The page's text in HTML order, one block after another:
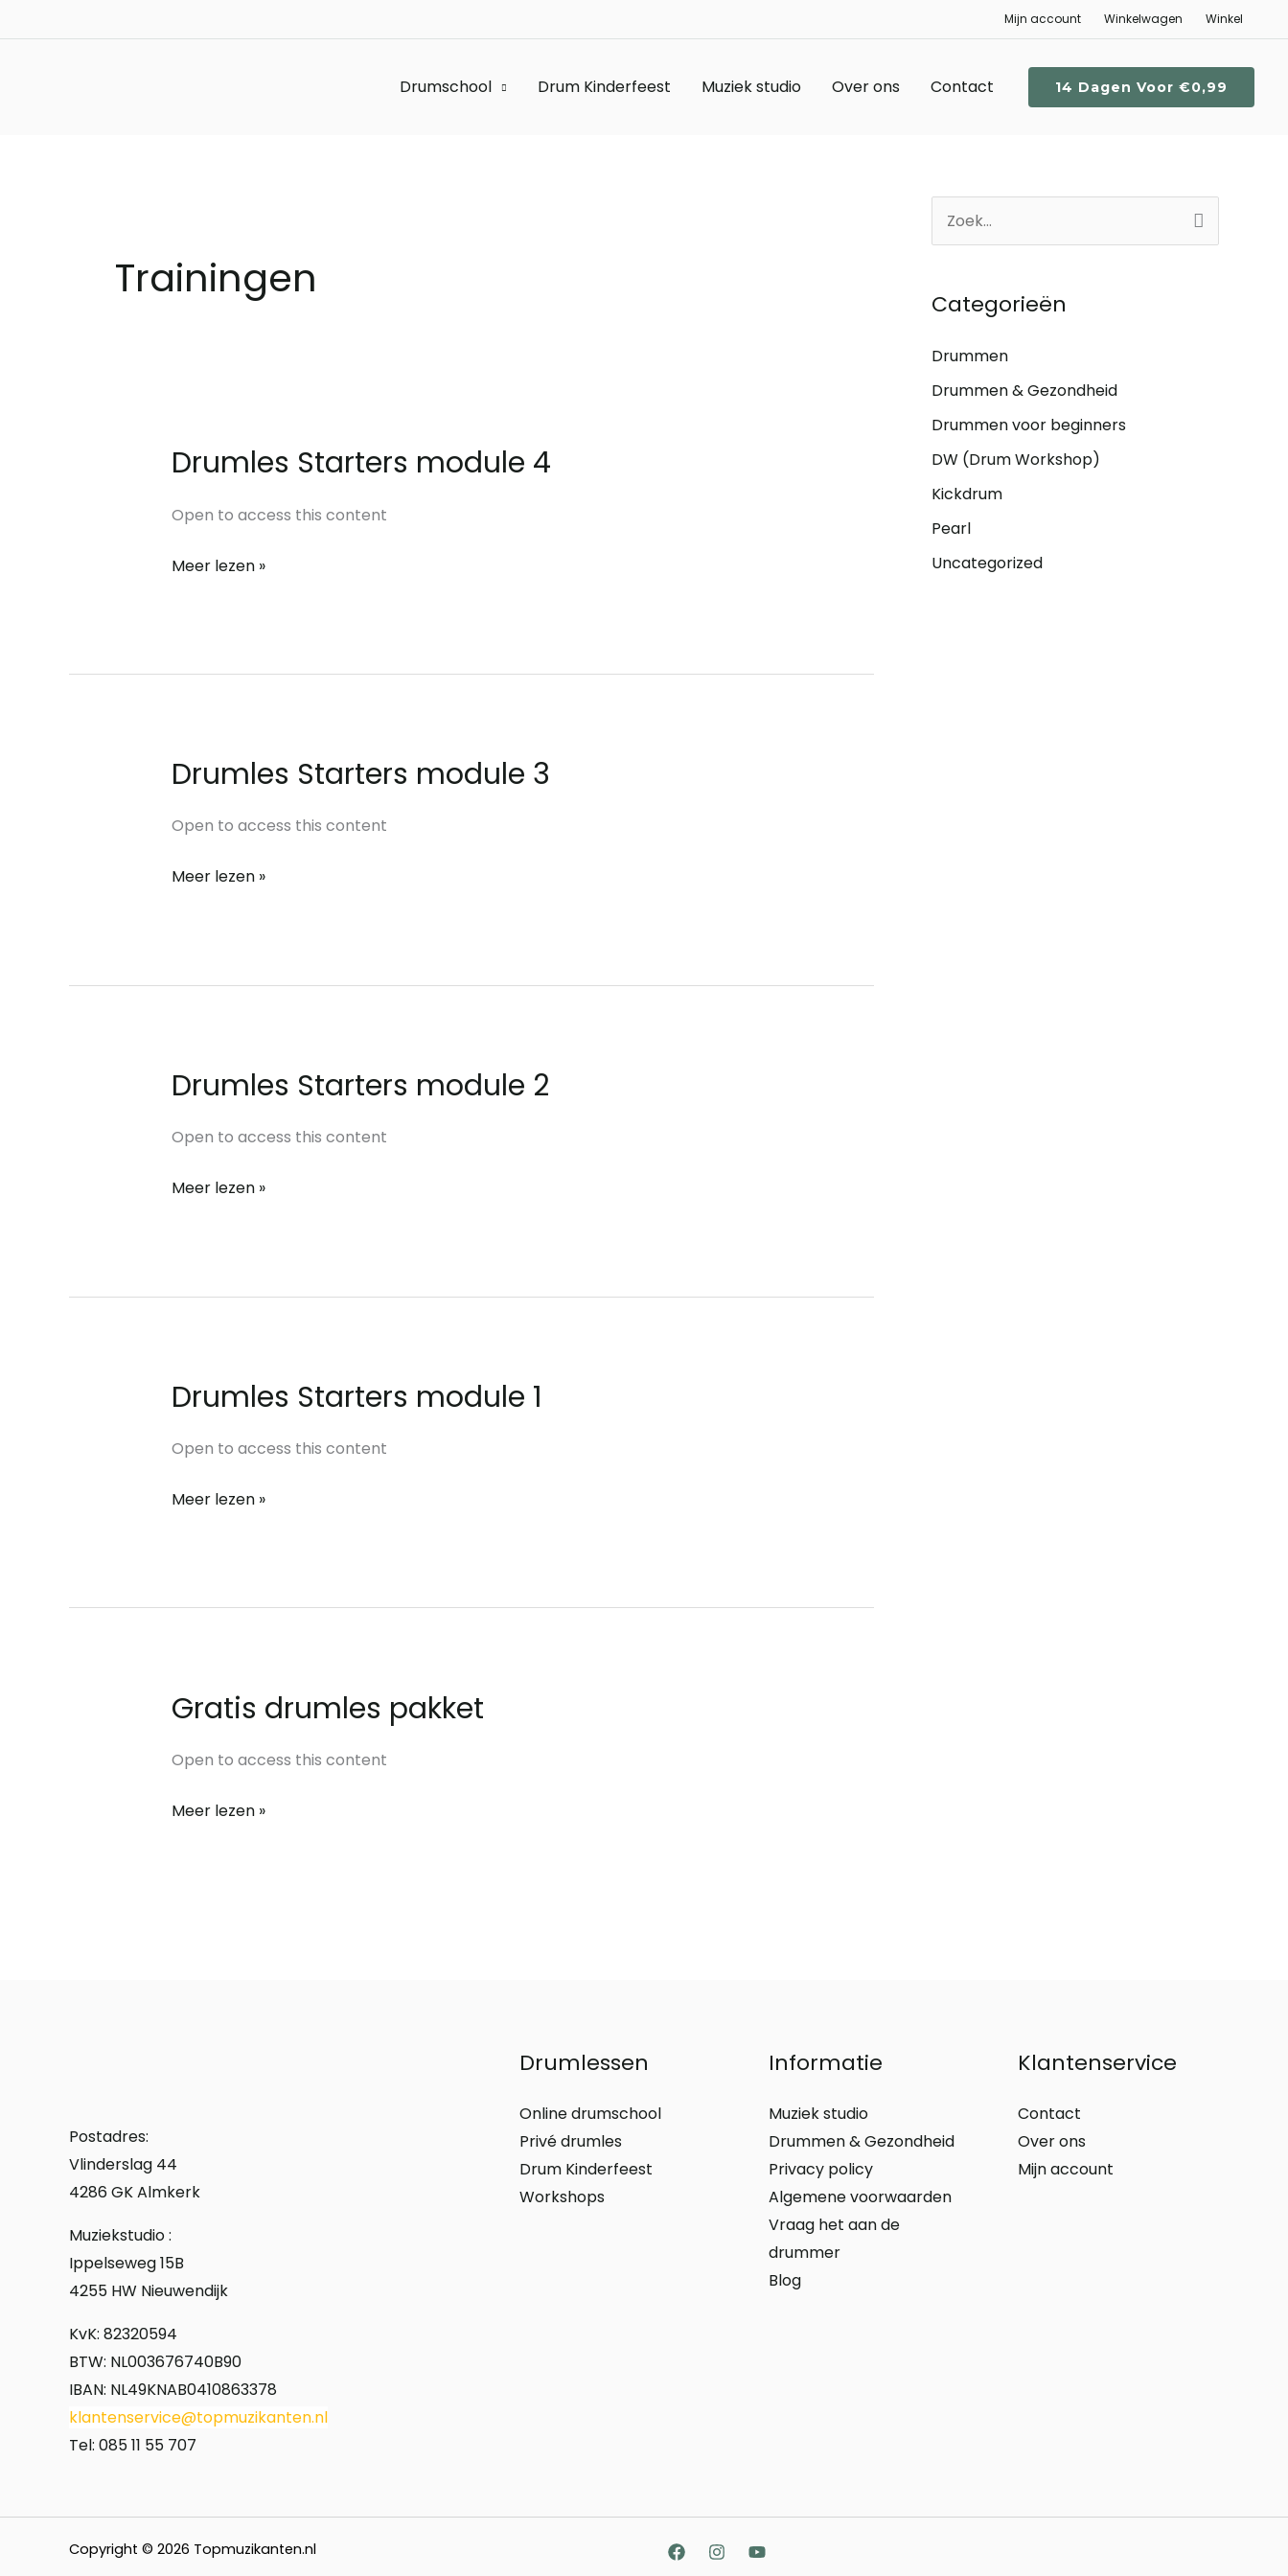
naar
Mijn account Winkelwagen Winkel
Drumschool Drum Kinderfeest Muziek studio Over ons Contact 14 Dagen Voor €0,99
Trainingen
Drumles Starters module 4
Open to access this content
Drumles
module
Meer lezen »
Drumles Starters module 3
Open to access this content
Drumles
module
Meer lezen »
Drumles Starters module 2
Open to access this content
Drumles
module
Meer lezen »
Drumles Starters module 1
Open to access this content
Drumles
module
Meer lezen »
Gratis drumles pakket
Open to access this content
Gratis
pakket
Meer lezen »
k
n
:
Categorieën
Drummen
Drummen & Gezondheid
Drummen voor beginners
DW (Drum Workshop)
Kickdrum
Pearl
Uncategorized
Postadres:
Vlinderslag 44
4286 GK Almkerk
Muziekstudio :
Ippelseweg 15B
4255 HW Nieuwendijk
KvK: 82320594
BTW: NL003676740B90
IBAN: NL49KNAB0410863378
klantenservice@topmuzikanten.nl
Tel: 085 11 55 707
Drumlessen
Online drumschool
Privé drumles
Drum Kinderfeest
Workshops
Informatie
Muziek studio
Drummen & Gezondheid
Privacy policy
Algemene voorwaarden
Vraag het aan de
drummer
Blog
Klantenservice
Contact
Over ons
Mijn account
Copyright © 2026 Topmuzikanten.nl